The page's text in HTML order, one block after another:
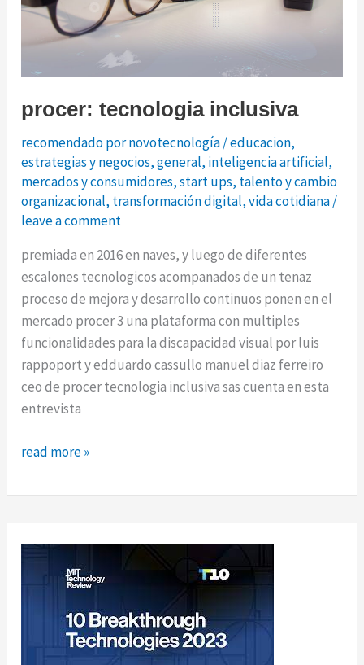
procer: tecnologia inclusiva
recomendado por novotecnología/educacion,
estrategias y negocios,general, inteligencia artificial,
mercados y consumidores,start ups, talento y cambio
organizacional, transformación digital,vida cotidiana/
leave a comment
premiada en 2016 en naves, y luego de diferentes
escalones tecnologicos acompanados de un tenaz
proceso de mejora y desarrollo continuos ponen en el
mercado procer 3 una plataforma con multiples
funcionalidades para la discapacidad visual por luis
rappoport y edduardo cassullo manuel diaz ferreiro
ceo de procer tecnologia inclusiva sas cuenta en esta
entrevista
procer:
inclusiva
read more »